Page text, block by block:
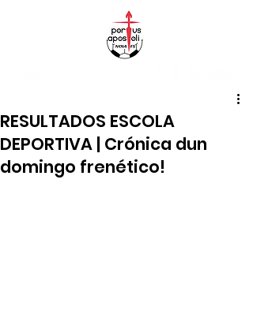
RESULTADOS ESCOLA
DEPORTIVA | Crónica dun
domingo frenético!